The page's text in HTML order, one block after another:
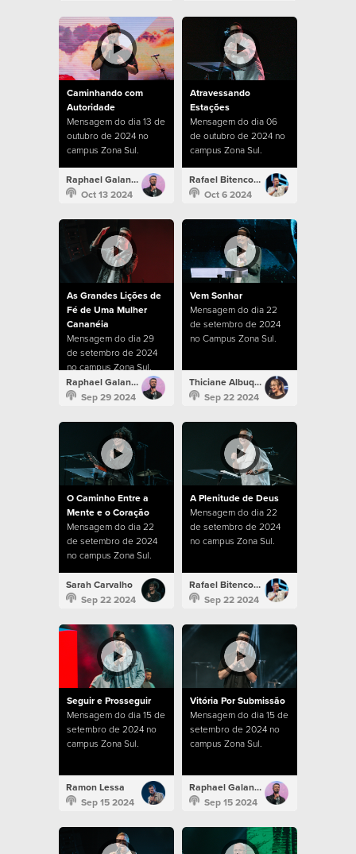
Caminhando com
Autoridade
Mensagem do dia 13 de
outubro de 2024 no
campus Zona Sul.
Raphael Galante
Oct 13 2024
Atravessando
Estações
Mensagem do dia 06
de outubro de 2024 no
campus Zona Sul.
Rafael Bitencourt
Oct 6 2024
As Grandes Lições de
Fé de Uma Mulher
Cananéia
Mensagem do dia 29
de setembro de 2024
no campus Zona Sul.
Raphael Galante
Sep 29 2024
Vem Sonhar
Mensagem do dia 22
de setembro de 2024
no Campus Zona Sul.
Thiciane Albuquerque
Sep 22 2024
O Caminho Entre a
Mente e o Coração
Mensagem do dia 22
de setembro de 2024
no campus Zona Sul.
Sarah Carvalho
Sep 22 2024
A Plenitude de Deus
Mensagem do dia 22
de setembro de 2024
no campus Zona Sul.
Rafael Bitencourt
Sep 22 2024
Seguir e Prosseguir
Mensagem do dia 15 de
setembro de 2024 no
campus Zona Sul.
Ramon Lessa
Sep 15 2024
Vitória Por Submissão
Mensagem do dia 15 de
setembro de 2024 no
campus Zona Sul.
Raphael Galante
Sep 15 2024